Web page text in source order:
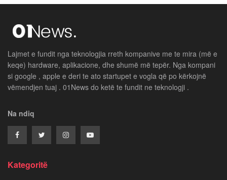
Lajmet e fundit nga teknologjia rreth kompanive me te mira (më e
keqe) hardware, aplikacione, dhe shumë më tepër. Nga kompani
si google , apple e deri te ato startupet e vogla që po kërkojnë
vëmendjen tuaj . 01News do ketë te fundit ne teknologji .
Na ndiq
Kategoritë